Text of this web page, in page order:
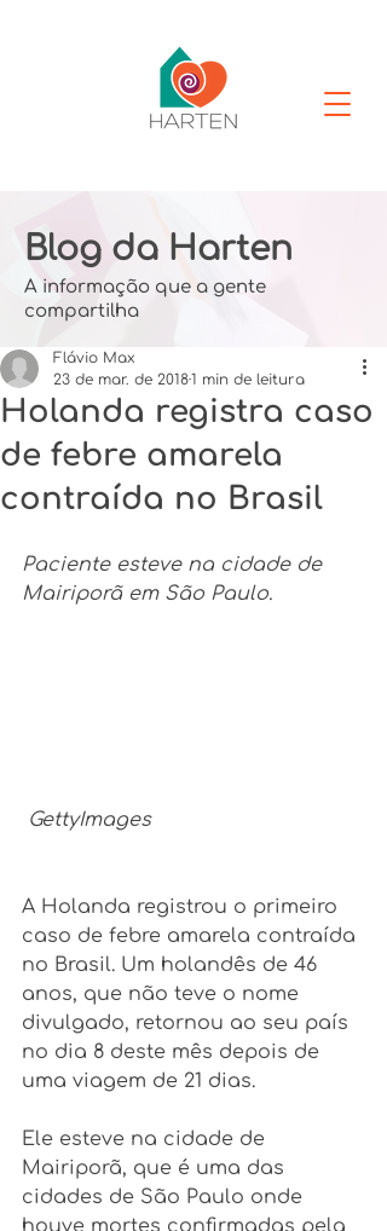
Blog da Harten
A informação que a gente
compartilha
Holanda registra caso
de febre amarela
contraída no Brasil
Flávio Max
23 de mar. de 20181 min de leitura
Paciente esteve na cidade de
Mairiporã em São Paulo.
GettyImages
A Holanda registrou o primeiro
caso de febre amarela contraída
no Brasil. Um holandês de 46
anos, que não teve o nome
divulgado, retornou ao seu país
no dia 8 deste mês depois de
uma viagem de 21 dias.
Ele esteve na cidade de
Mairiporã, que é uma das
cidades de São Paulo onde
houve mortes confirmadas pela